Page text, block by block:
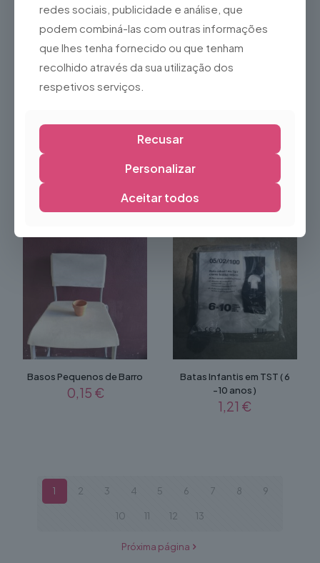
BARBATANAS DE NATAÇÃO
TRAINFINS 500 AZUL
Basos Pequenos de Barro
0,15 €
Batas Infantis em TST ( 6
-10 anos )
1,21 €
1 2 3 4 5 6 7 8 9
10 11 12 13
Próxima página
redes sociais, publicidade e análise, que
podem combiná-las com outras informações
que lhes tenha fornecido ou que tenham
recolhido através da sua utilização dos
respetivos serviços.
Recusar
Personalizar
Aceitar todos